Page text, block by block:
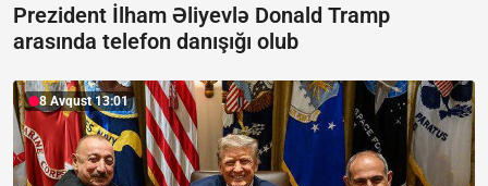
Prezident İlham Əliyevlə Donald Tramp
arasında telefon danışığı olub
8 Avqust 13:01